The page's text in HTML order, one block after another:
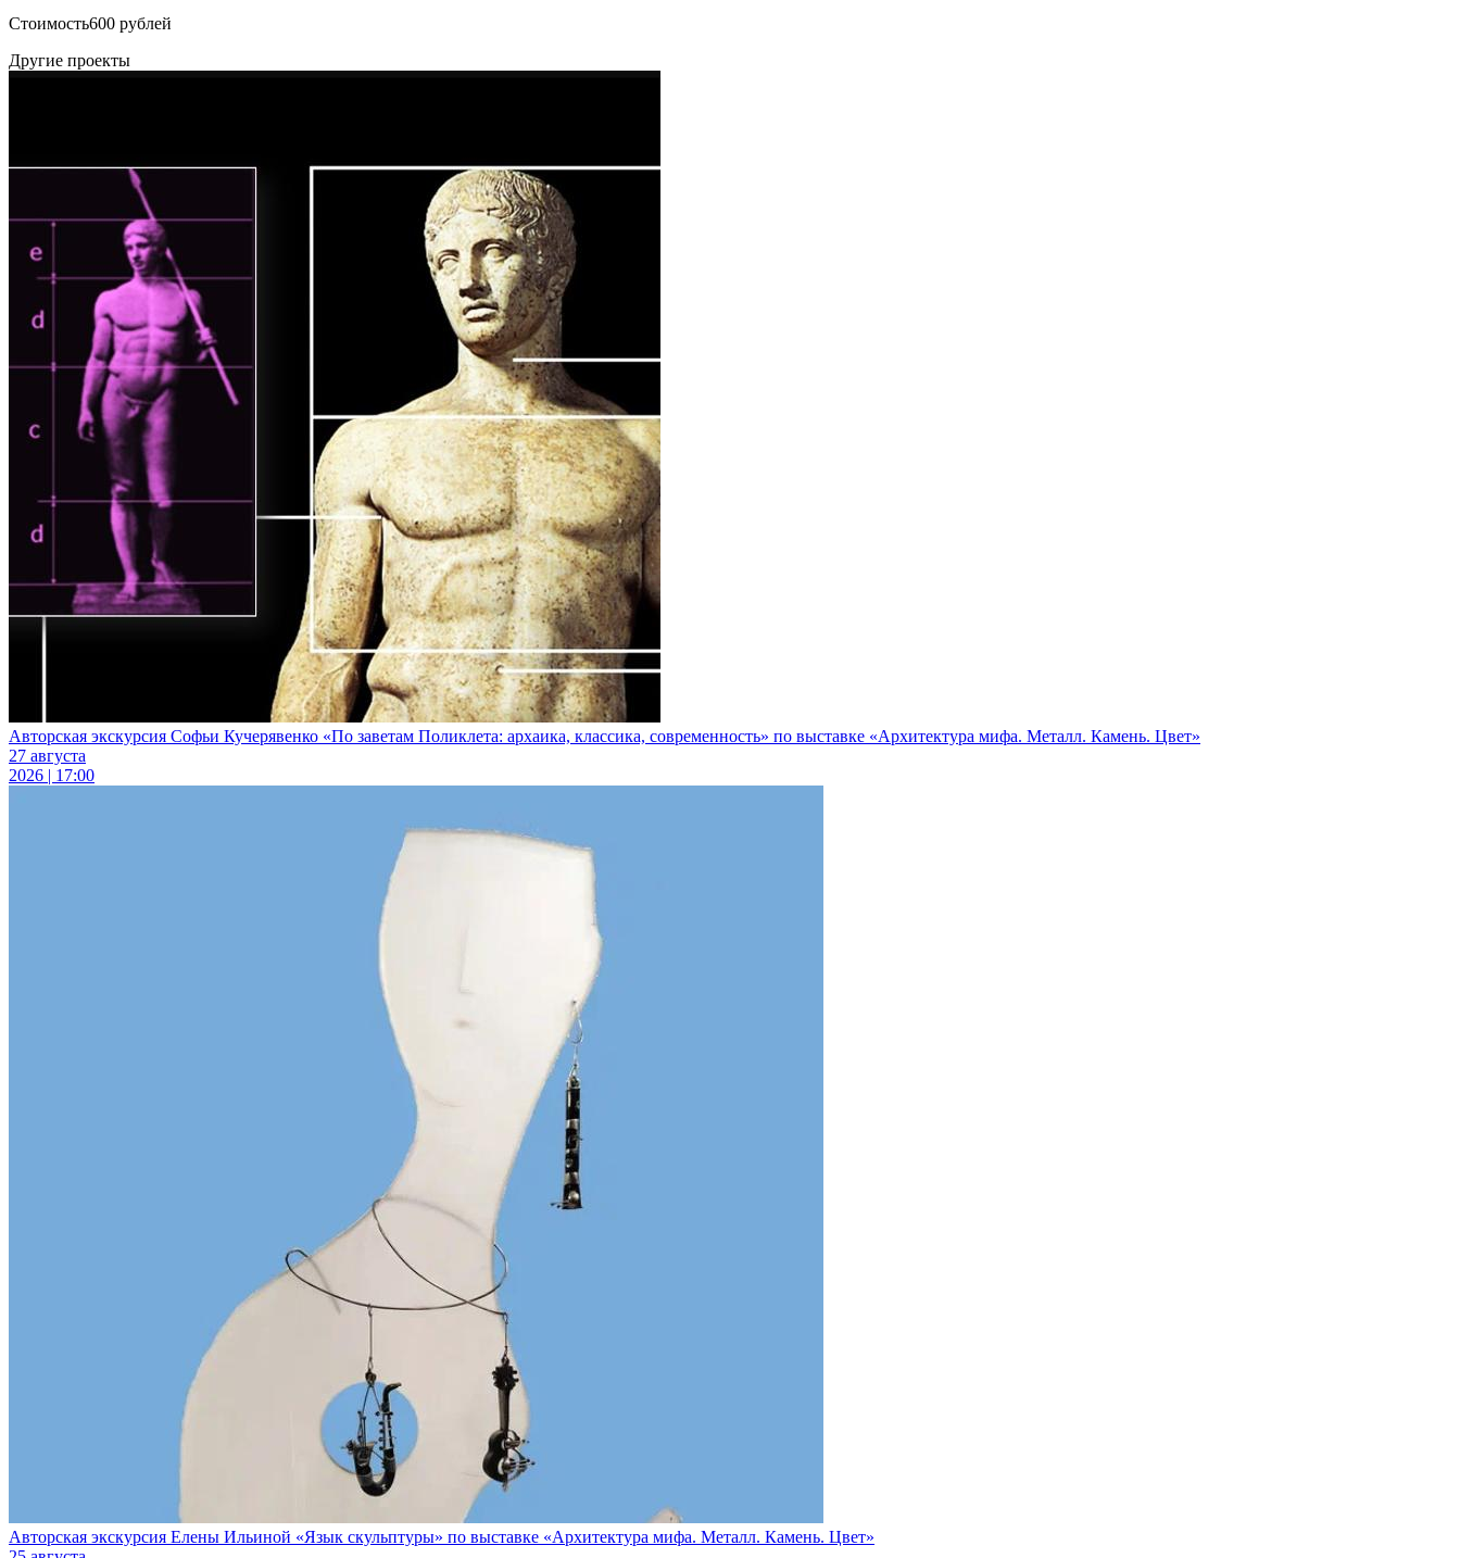
Стоимость600 рублей
Другие проекты
Авторская экскурсия Софьи Кучерявенко «По заветам Поликлета: архаика, классика, современность» по выставке «Архитектура мифа. Металл. Камень. Цвет»
27 августа
2026 | 17:00
Авторская экскурсия Елены Ильиной «Язык скульптуры» по выставке «Архитектура мифа. Металл. Камень. Цвет»